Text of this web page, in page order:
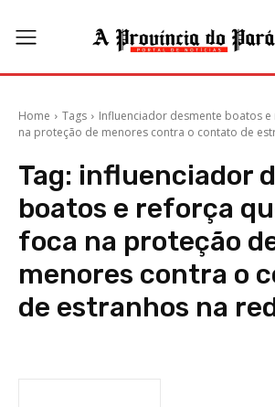
Home Tags
Influenciador desmente boatos
na proteção de menores contra o contato de
Tag: influenciador
boatos e reforça
foca na proteção
menores contra o
de estranhos na